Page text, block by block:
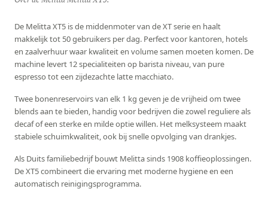
De Melitta XT5 is de middenmoter van de XT serie en haalt
makkelijk tot 50 gebruikers per dag. Perfect voor kantoren, hotels
en zaalverhuur waar kwaliteit en volume samen moeten komen. De
machine levert 12 specialiteiten op barista niveau, van pure
espresso tot een zijdezachte latte macchiato.
Twee bonenreservoirs van elk 1 kg geven je de vrijheid om twee
blends aan te bieden, handig voor bedrijven die zowel reguliere als
decaf of een sterke en milde optie willen. Het melksysteem maakt
stabiele schuimkwaliteit, ook bij snelle opvolging van drankjes.
Als Duits familiebedrijf bouwt Melitta sinds 1908 koffieoplossingen.
De XT5 combineert die ervaring met moderne hygiene en een
automatisch reinigingsprogramma.